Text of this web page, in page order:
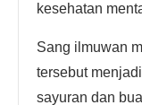
kesehatan
Sang ilmuwan
tersebut
sayuran dan